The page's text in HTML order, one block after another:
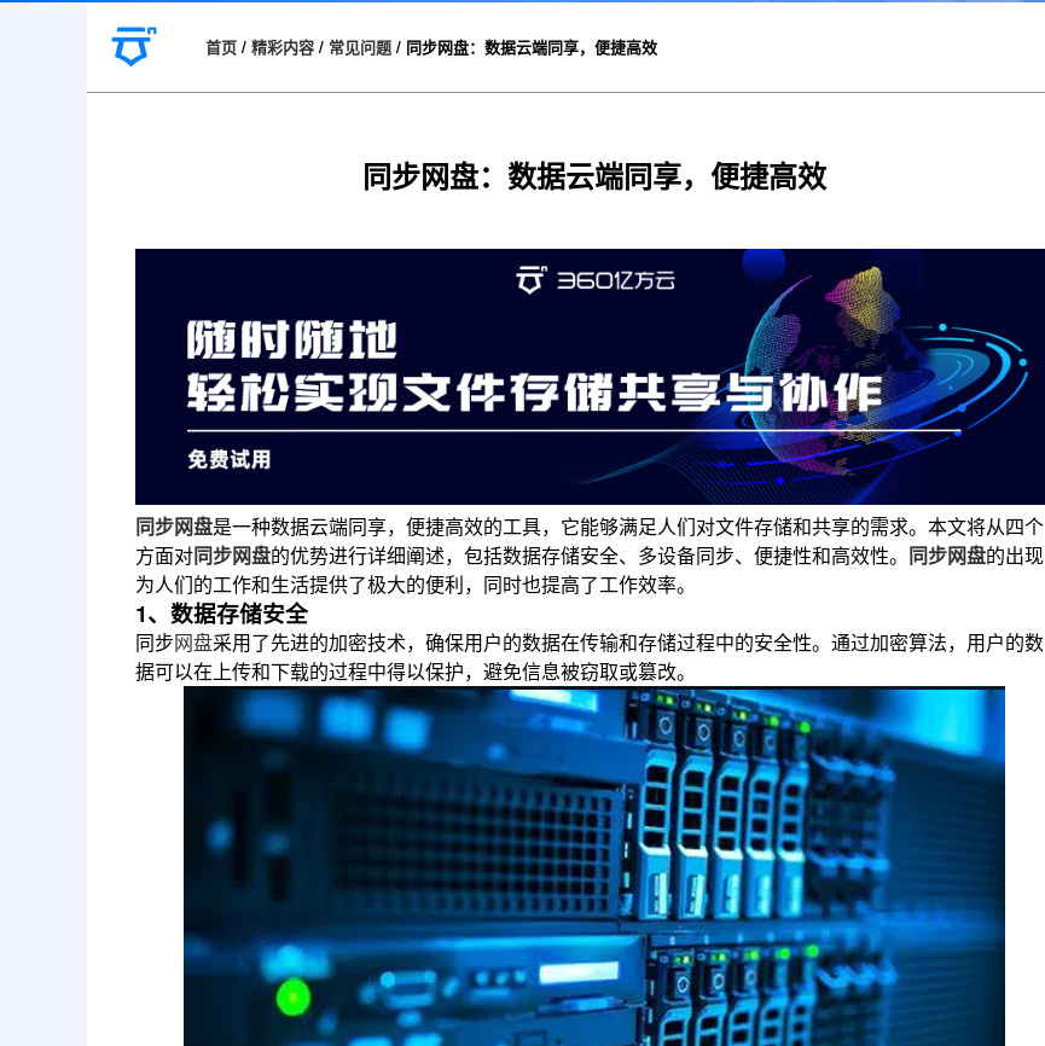
首页 / 精彩内容 / 常见问题 / 同步网盘：数据云端同享，便捷高效
同步网盘：数据云端同享，便捷高效
同步网盘是一种数据云端同享，便捷高效的工具，它能够满足人们对文件存储和共享的需求。本文将从四个
方面对同步网盘的优势进行详细阐述，包括数据存储安全、多设备同步、便捷性和高效性。 同步网盘的出现
为人们的工作和生活提供了极大的便利，同时也提高了工作效率。
1、数据存储安全
同步网盘采用了先进的加密技术，确保用户的数据在传输和存储过程中的安全性。通过加密算法，用户的数
据可以在上传和下载的过程中得以保护，避免信息被窃取或篡改。